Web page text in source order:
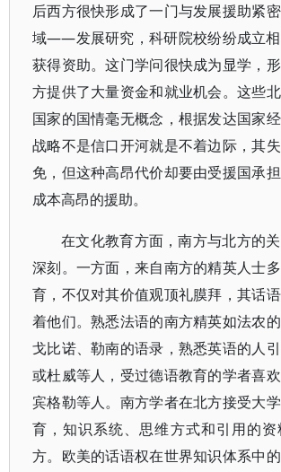
后西方很快形成了一门与发展援助紧
域——发展研究，科研院校纷纷成立
获得资助。这门学问很快成为显学，
方提供了大量资金和就业机会。这些
国家的国情毫无概念，根据发达国家
战略不是信口开河就是不着边际，其
免，但这种高昂代价却要由受援国承
成本高昂的援助。
在文化教育方面，南方与北方的
深刻。一方面，来自南方的精英人士
育，不仅对其价值观顶礼膜拜，其话
着他们。熟悉法语的南方精英如法农
戈比诺、勒南的语录，熟悉英语的人
或杜威等人，受过德语教育的学者喜
宾格勒等人。南方学者在北方接受大
育，知识系统、思维方式和引用的
方。欧美的话语权在世界知识体系中